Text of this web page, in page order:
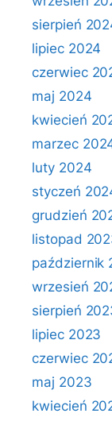
sierpień
lipiec 2024
czerwiec
maj 2024
kwiecień
marzec
luty 2024
styczeń
grudzień
listopad
październik
wrzesień
sierpień
lipiec 2023
czerwiec
maj 2023
kwiecień